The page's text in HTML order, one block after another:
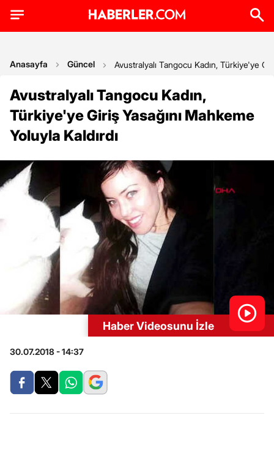
Anasayfa Güncel Avustralyalı Tangocu Kadın, Türkiye'ye
Avustralyalı Tangocu Kadın,
Türkiye'ye Giriş Yasağını Mahkeme
Yoluyla Kaldırdı
Haber Videosunu İzle
30.07.2018 - 14:37